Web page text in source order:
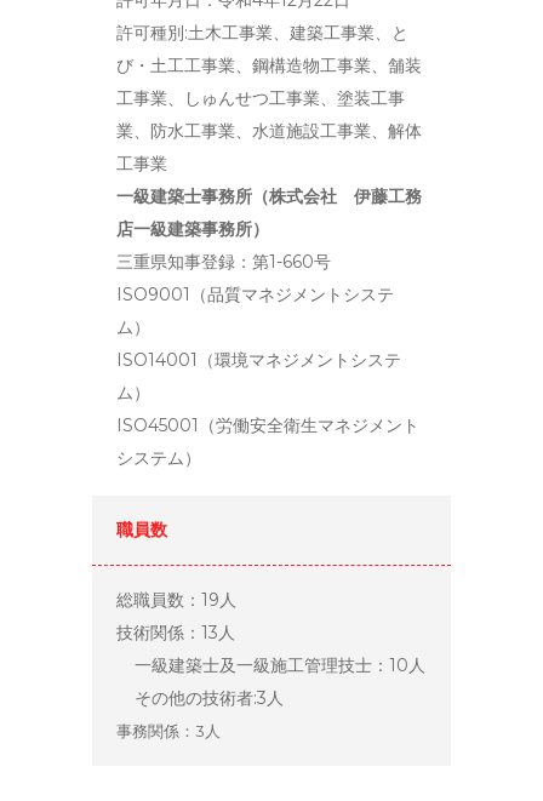
許可種別:土木工事業、建築工事業、と
び・土工工事業、鋼構造物工事業、舗装
工事業、しゅんせつ工事業、塗装工事
業、防水工事業、水道施設工事業、解体
工事業
一級建築士事務所（株式会社 伊藤工務
店一級建築事務所）
三重県知事登録：第1-660号
ISO9001（品質マネジメントシステ
ム）
ISO14001（環境マネジメントシステ
ム）
ISO45001（労働安全衛生マネジメント
システム）
職員数
総職員数：19人
技術関係：13人
一級建築士及一級施工管理技士：10人
その他の技術者:3人
事務関係：3人